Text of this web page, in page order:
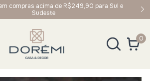
compras acima de R$249,90 para Sul e
Sudeste
0